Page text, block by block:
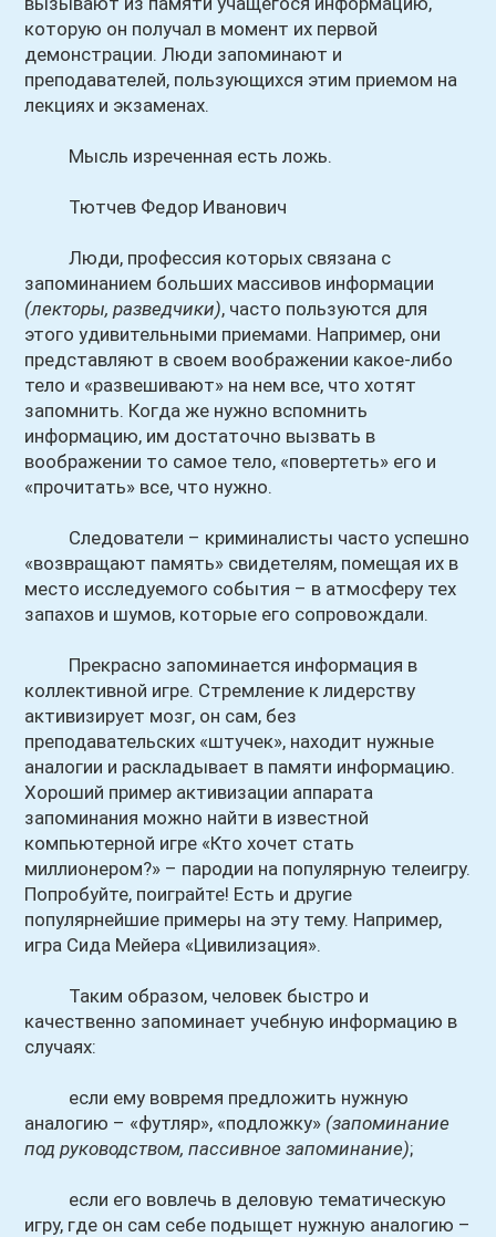
которую он получал в момент их первой
демонстрации. Люди запоминают и
преподавателей, пользующихся этим приемом на
лекциях и экзаменах.
Мысль изреченная есть ложь.
Тютчев Федор Иванович
Люди, профессия которых связана с
запоминанием больших массивов информации
(лекторы, разведчики), часто пользуются для
этого удивительными приемами. Например, они
представляют в своем воображении какое-либо
тело и «развешивают» на нем все, что хотят
запомнить. Когда же нужно вспомнить
информацию, им достаточно вызвать в
воображении то самое тело, «повертеть» его и
«прочитать» все, что нужно.
Следователи – криминалисты часто успешно
«возвращают память» свидетелям, помещая их в
место исследуемого события – в атмосферу тех
запахов и шумов, которые его сопровождали.
Прекрасно запоминается информация в
коллективной игре. Стремление к лидерству
активизирует мозг, он сам, без
преподавательских «штучек», находит нужные
аналогии и раскладывает в памяти информацию.
Хороший пример активизации аппарата
запоминания можно найти в известной
компьютерной игре «Кто хочет стать
миллионером?» – пародии на популярную телеигру.
Попробуйте, поиграйте! Есть и другие
популярнейшие примеры на эту тему. Например,
игра Сида Мейера «Цивилизация».
Таким образом, человек быстро и
качественно запоминает учебную информацию в
случаях:
если ему вовремя предложить нужную
аналогию – «футляр», «подложку» (запоминание
под руководством, пассивное запоминание);
если его вовлечь в деловую тематическую
игру, где он сам себе подыщет нужную аналогию –